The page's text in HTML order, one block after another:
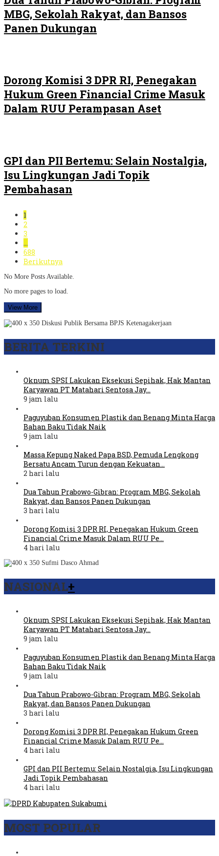
MBG, Sekolah Rakyat, dan Bansos
Panen Dukungan
Dorong Komisi 3 DPR RI, Penegakan
Hukum Green Financial Crime Masuk
Dalam RUU Perampasan Aset
GPI dan PII Bertemu: Selain Nostalgia,
Isu Lingkungan Jadi Topik
Pembahasan
1
2
3
…
688
Berikutnya
No More Posts Available.
No more pages to load.
View More
BERITA TERKINI
Oknum SPSI Lakukan Eksekusi Sepihak, Hak Mantan
Karyawan PT Matahari Sentosa Jay…
9 jam lalu
Paguyuban Konsumen Plastik dan Benang Minta Harga
Bahan Baku Tidak Naik
9 jam lalu
Massa Kepung Naked Papa BSD, Pemuda Lengkong
Bersatu Ancam Turun dengan Kekuatan…
2 hari lalu
Dua Tahun Prabowo-Gibran: Program MBG, Sekolah
Rakyat, dan Bansos Panen Dukungan
3 hari lalu
Dorong Komisi 3 DPR RI, Penegakan Hukum Green
Financial Crime Masuk Dalam RUU Pe…
4 hari lalu
NASIONAL+
Oknum SPSI Lakukan Eksekusi Sepihak, Hak Mantan
Karyawan PT Matahari Sentosa Jay…
9 jam lalu
Paguyuban Konsumen Plastik dan Benang Minta Harga
Bahan Baku Tidak Naik
9 jam lalu
Dua Tahun Prabowo-Gibran: Program MBG, Sekolah
Rakyat, dan Bansos Panen Dukungan
3 hari lalu
Dorong Komisi 3 DPR RI, Penegakan Hukum Green
Financial Crime Masuk Dalam RUU Pe…
4 hari lalu
GPI dan PII Bertemu: Selain Nostalgia, Isu Lingkungan
Jadi Topik Pembahasan
4 hari lalu
MOST POPULAR